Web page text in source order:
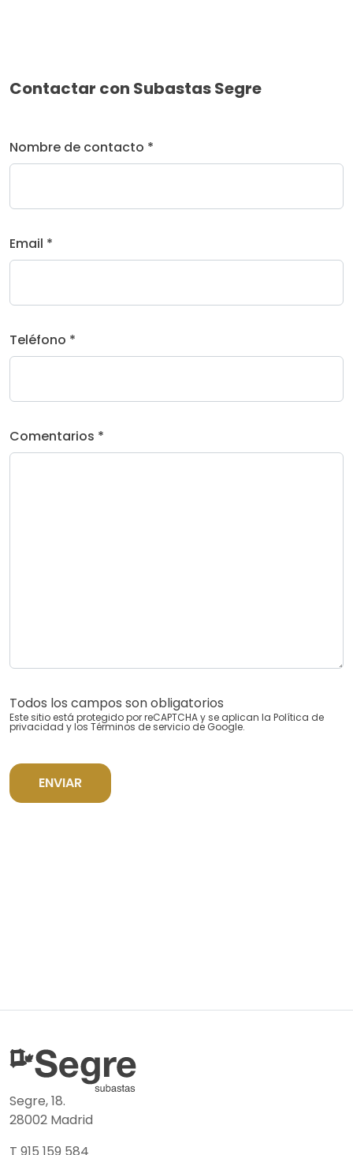
Contactar con Subastas Segre
Nombre de contacto *
Email *
Teléfono *
Comentarios *
Todos los campos son obligatorios
Este sitio está protegido por reCAPTCHA y se aplican la Política de
privacidad y los Términos de servicio de Google.
ENVIAR
Segre, 18.
28002 Madrid